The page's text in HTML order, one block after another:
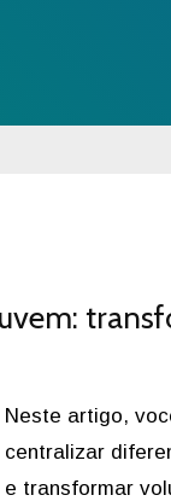
Neste artigo,
centralizar
e transformar